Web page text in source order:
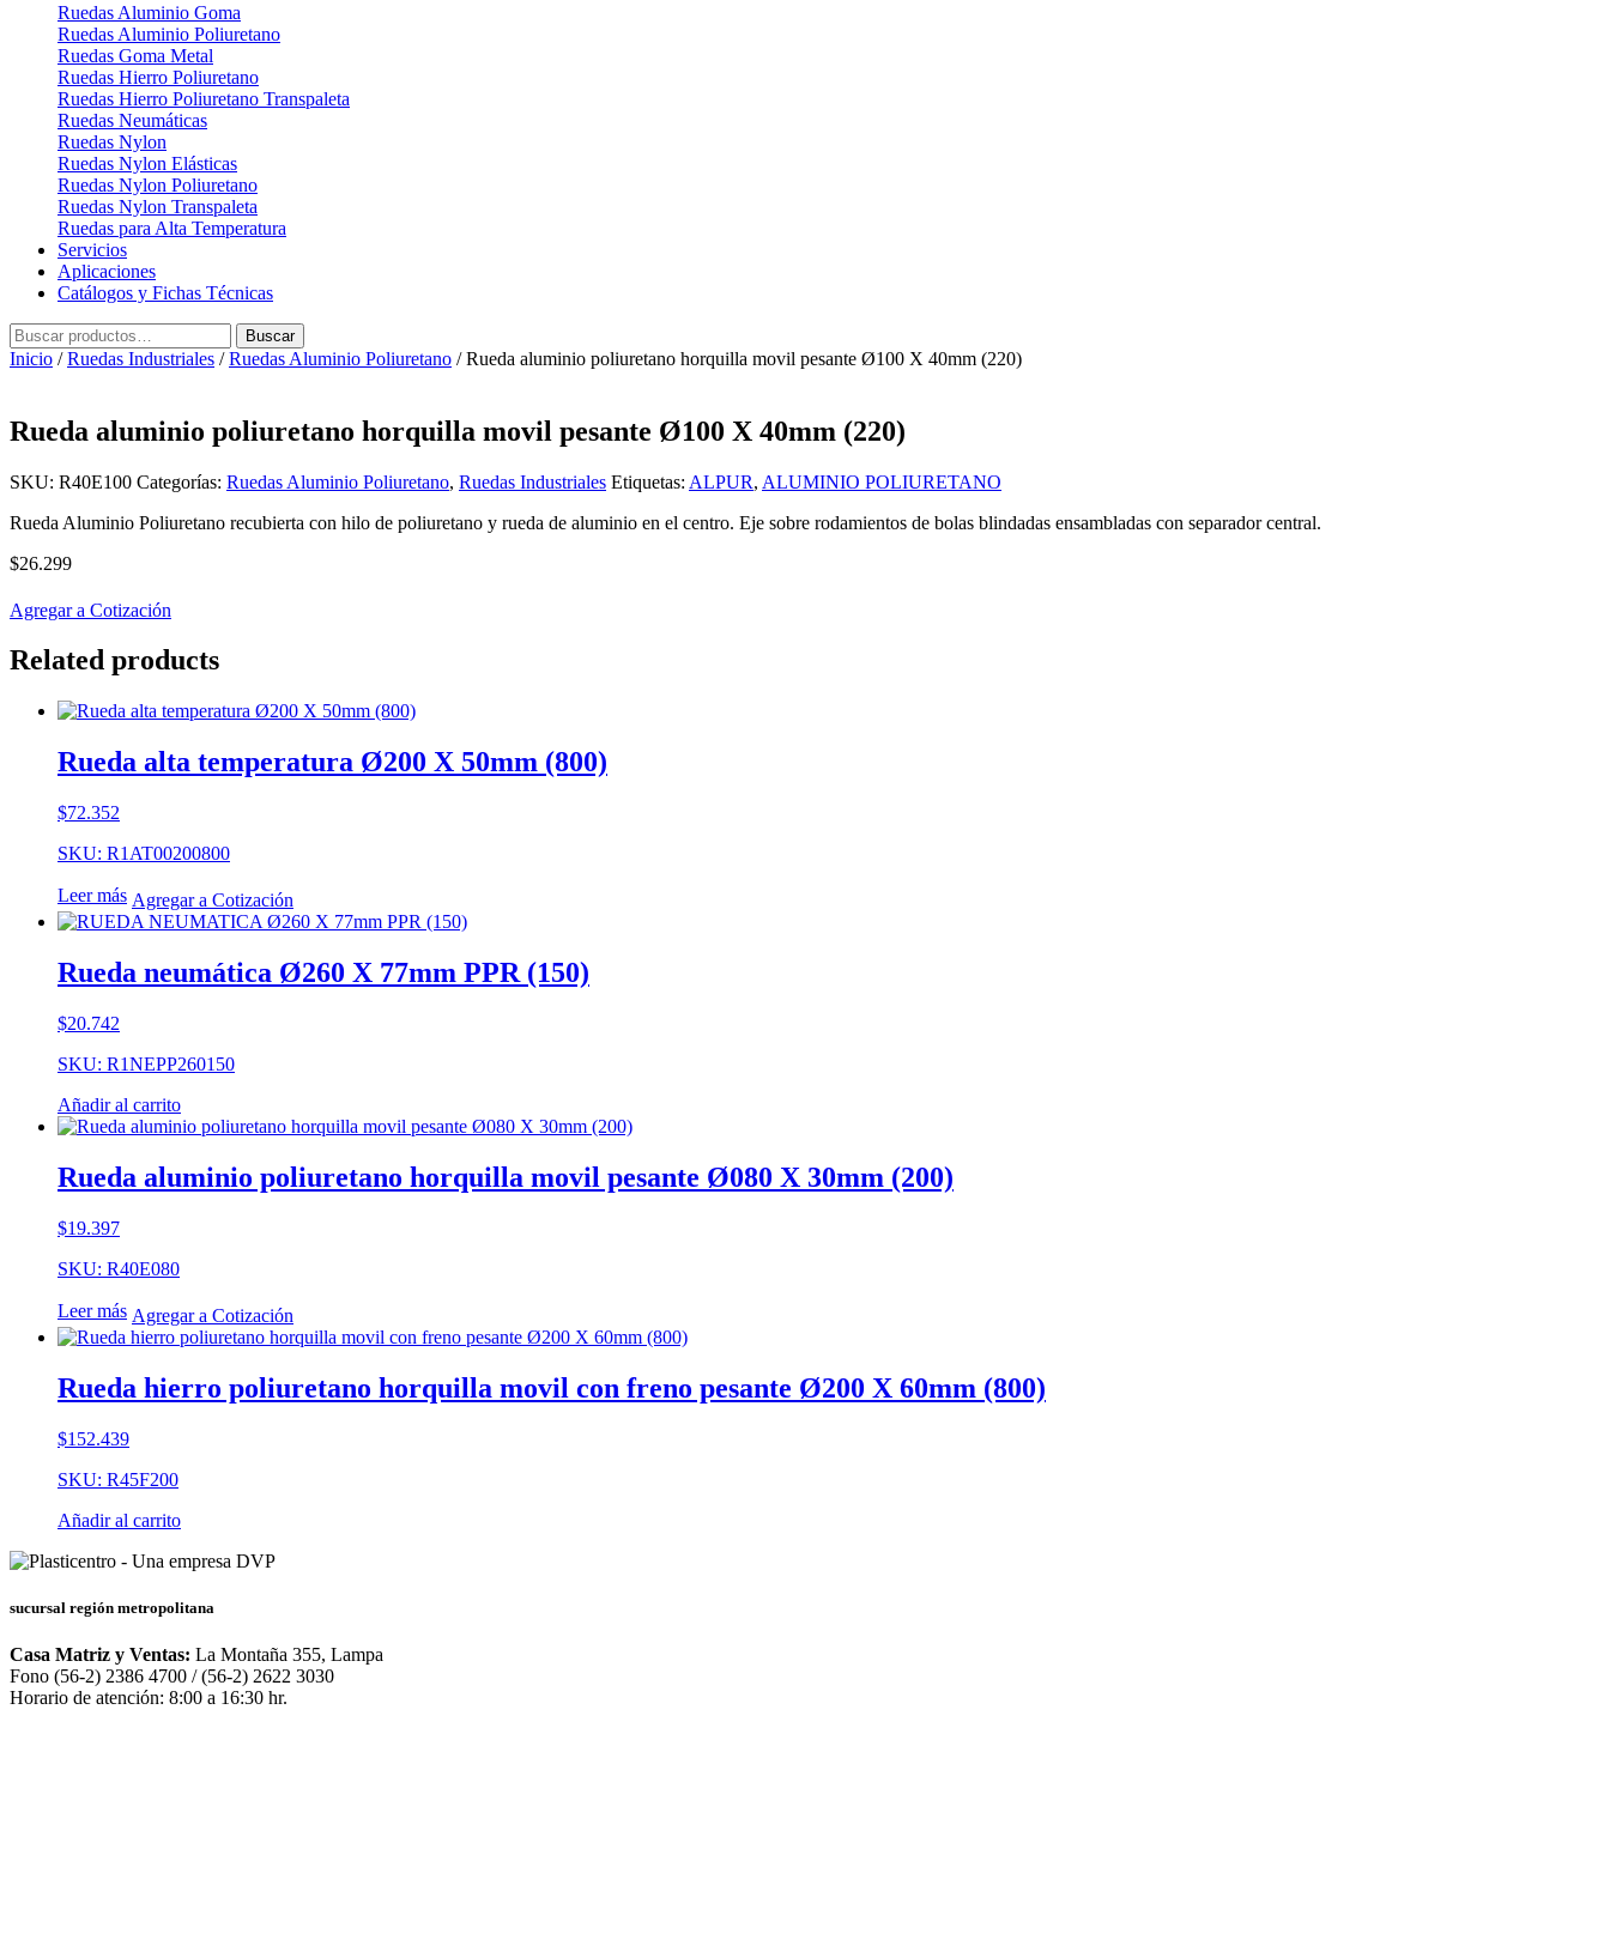
Ruedas Aluminio Goma
Ruedas Aluminio Poliuretano
Ruedas Goma Metal
Ruedas Hierro Poliuretano
Ruedas Hierro Poliuretano Transpaleta
Ruedas Neumáticas
Ruedas Nylon
Ruedas Nylon Elásticas
Ruedas Nylon Poliuretano
Ruedas Nylon Transpaleta
Ruedas para Alta Temperatura
Servicios
Aplicaciones
Catálogos y Fichas Técnicas
Buscar
por:
Buscar
Inicio /Ruedas Industriales /Ruedas Aluminio Poliuretano / Rueda aluminio poliuretano horquilla movil pesante Ø100 X 40mm (220)
Rueda aluminio poliuretano horquilla movil pesante Ø100 X 40mm (220)
SKU: R40E100 Categorías: Ruedas Aluminio Poliuretano, Ruedas Industriales Etiquetas: ALPUR, ALUMINIO POLIURETANO
Rueda Aluminio Poliuretano recubierta con hilo de poliuretano y rueda de aluminio en el centro. Eje sobre rodamientos de bolas blindadas ensambladas con separador central.
$26.299
Agregar a Cotización
Related products
Rueda alta temperatura Ø200 X 50mm (800)
$72.352
SKU: R1AT00200800
Leer más Agregar a Cotización
Rueda neumática Ø260 X 77mm PPR (150)
$20.742
SKU: R1NEPP260150
Añadir al carrito
Rueda aluminio poliuretano horquilla movil pesante Ø080 X 30mm (200)
$19.397
SKU: R40E080
Leer más Agregar a Cotización
Rueda hierro poliuretano horquilla movil con freno pesante Ø200 X 60mm (800)
$152.439
SKU: R45F200
Añadir al carrito
sucursal región metropolitana
Casa Matriz y Ventas: La Montaña 355, Lampa
Fono (56-2) 2386 4700 / (56-2) 2622 3030
Horario de atención: 8:00 a 16:30 hr.